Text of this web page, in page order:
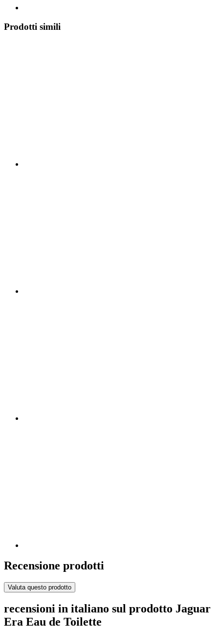
Prodotti simili
Recensione prodotti
Valuta questo prodotto
recensioni in italiano sul prodotto Jaguar
Era Eau de Toilette